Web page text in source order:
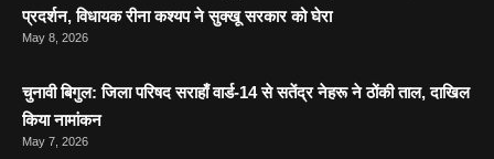
प्रदर्शन, विधायक रीना कश्यप ने सुक्खू सरकार को घेरा
May 8, 2026
चुनावी बिगुल: जिला परिषद सराहाँ वार्ड-14 से सतेंद्र नेहरू ने ठोंकी ताल, दाखिल
किया नामांकन
May 7, 2026